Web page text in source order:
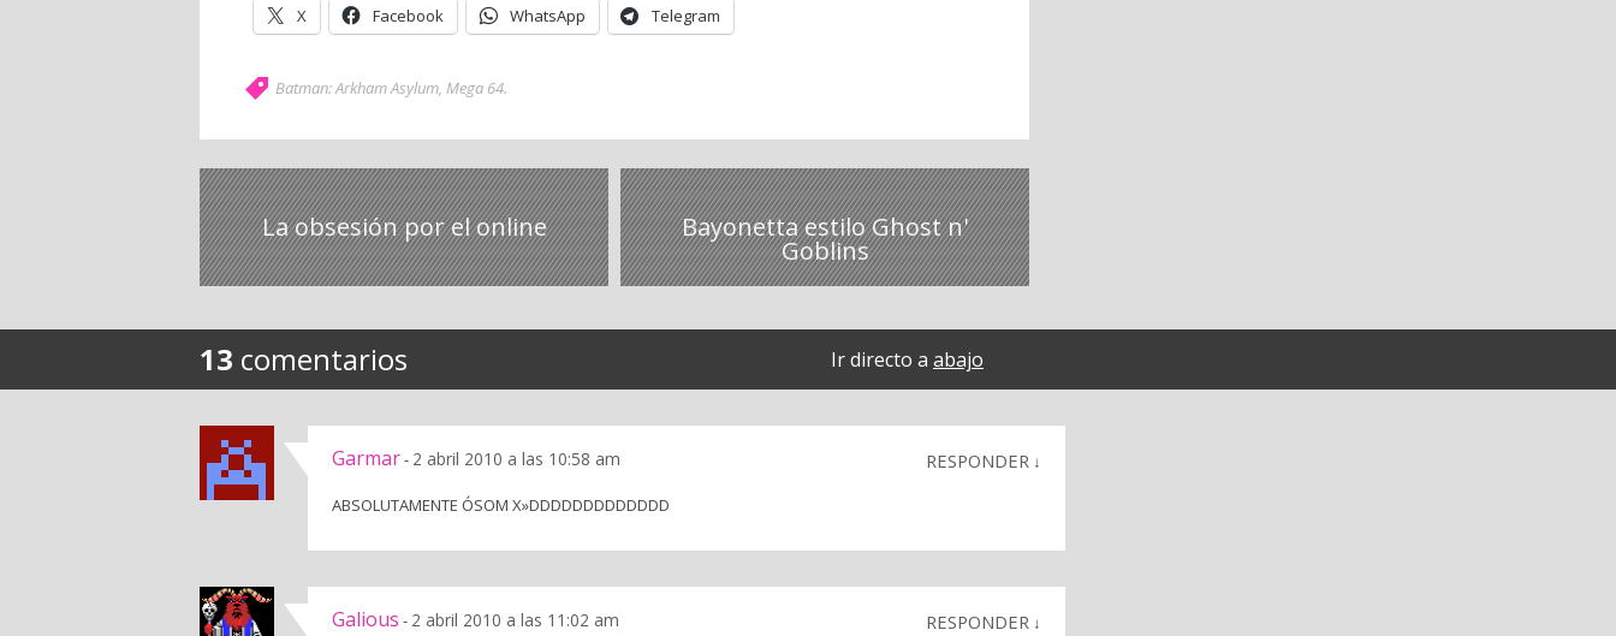
X Facebook WhatsApp Telegram
Batman: Arkham Asylum, Mega 64.
La obsesión por el online Bayonetta estilo Ghost n'
Goblins
13 comentarios Ir directo a abajo
Garmar- 2 abril 2010 a las 10:58 am RESPONDER ↓
ABSOLUTAMENTE ÓSOM X»DDDDDDDDDDDDD
Galious - 2 abril 2010 a las 11:02 am RESPONDER ↓